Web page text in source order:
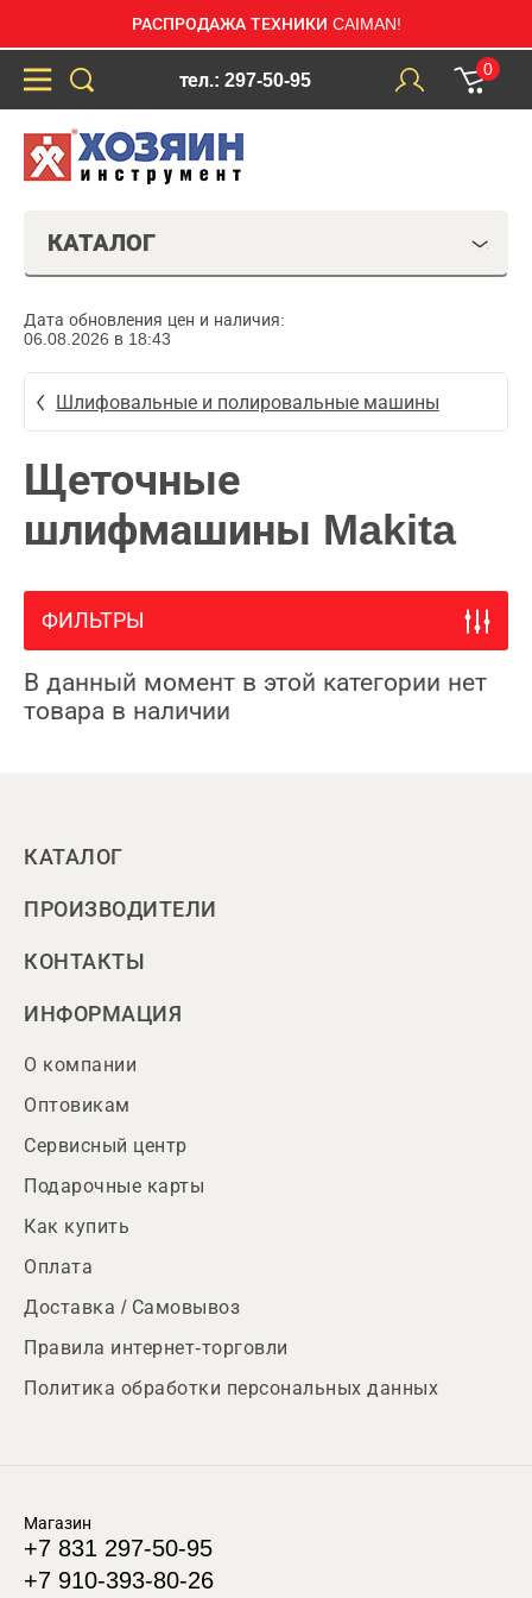
РАСПРОДАЖА ТЕХНИКИ CAIMAN!
тел.: 297-50-95
0
КАТАЛОГ
Дата обновления цен и наличия:
06.08.2026 в 18:43
Шлифовальные и полировальные машины
Щеточные
шлифмашины Makita
ФИЛЬТРЫ
В данный момент в этой категории нет
товара в наличии
КАТАЛОГ
ПРОИЗВОДИТЕЛИ
КОНТАКТЫ
ИНФОРМАЦИЯ
О компании
Оптовикам
Сервисный центр
Подарочные карты
Как купить
Оплата
Доставка / Самовывоз
Правила интернет-торговли
Политика обработки персональных данных
Магазин
+7 831 297-50-95
+7 910-393-80-26